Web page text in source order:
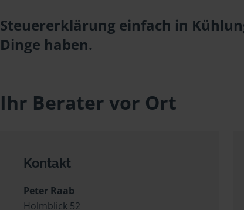
Steuererklärung einfach in
Dinge haben.
Ihr Berater vor Ort
Kontakt
Peter Raab
Holmblick 52